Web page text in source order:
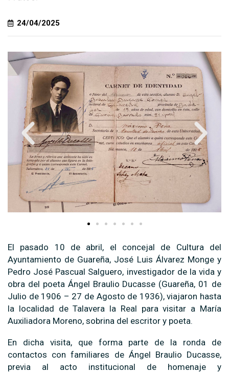
24/04/2025
El pasado 10 de abril, el concejal de Cultura del
Ayuntamiento de Guareña, José Luis Álvarez Monge y
Pedro José Pascual Salguero, investigador de la vida y
obra del poeta Ángel Braulio Ducasse (Guareña, 01 de
Julio de 1906 – 27 de Agosto de 1936), viajaron hasta
la localidad de Talavera la Real para visitar a María
Auxiliadora Moreno, sobrina del escritor y poeta.
En dicha visita, que forma parte de la ronda de
contactos con familiares de Ángel Braulio Ducasse,
previa al acto institucional de homenaje y